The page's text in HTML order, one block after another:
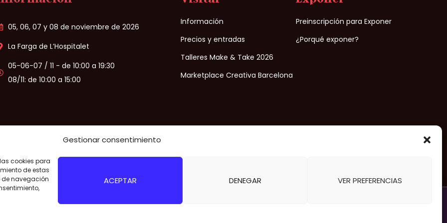
Gestionar consentimiento
cookies para
de estas
navegación
ACEPTAR DENEGAR VER PREFERENCIAS
05, 06, 07 y 08 de noviembre de 2026
La Farga de L’Hospitalet
05-06-07 / 11 - de 10:00 a 19:30
08/11: de 10:00 a 15:00
Información
Precios y entradas
Talleres Make & Take 2026
Marketplace Creativa Barcelona
Preinscripción para Exponer
¿Porqué exponer?
Aviso legal /